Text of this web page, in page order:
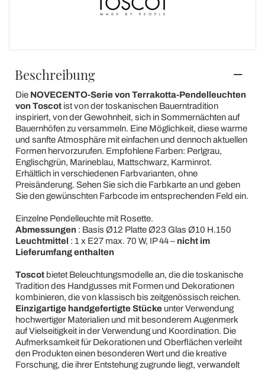
Beschreibung
Die NOVECENTO-Serie von Terrakotta-Pendelleuchten
von Toscotist von der toskanischen Bauerntradition
inspiriert, von der Gewohnheit, sich in Sommernächten auf
Bauernhöfen zu versammeln. Eine Möglichkeit, diese warme
und sanfte Atmosphäre mit einfachen und dennoch aktuellen
Formen hervorzurufen. Empfohlene Farben: Perlgrau,
Englischgrün, Marineblau, Mattschwarz, Karminrot.
Erhältlich in verschiedenen Farbvarianten, ohne
Preisänderung. Sehen Sie sich die Farbkarte an und geben
Sie den gewünschten Farbcode im entsprechenden Feld ein.
Einzelne Pendelleuchte mit Rosette.
Abmessungen : Basis Ø12 Platte Ø23 Glas Ø10 H.150
Leuchtmittel : 1 x E27 max. 70 W, IP 44 – nicht im
Lieferumfang enthalten
Toscotbietet Beleuchtungsmodelle an, die die toskanische
Tradition des Handgusses mit Formen und Dekorationen
kombinieren, die von klassisch bis zeitgenössisch reichen.
Einzigartige handgefertigte Stückeunter Verwendung
hochwertiger Materialien und mit besonderem Augenmerk
auf Vielseitigkeit in der Verwendung und Koordination. Die
Aufmerksamkeit für Dekorationen und Oberflächen verleiht
den Produkten einen besonderen Wert und die kreative
Forschung, die ihrer Entstehung zugrunde liegt, verwandelt